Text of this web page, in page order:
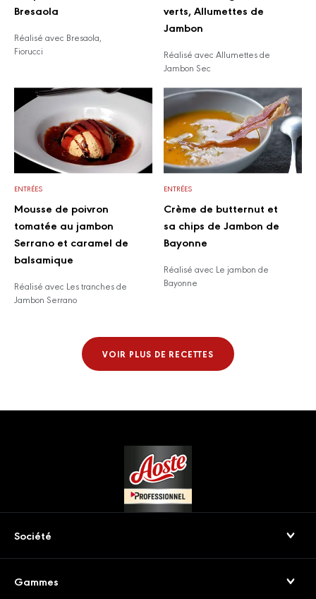
Bresaola
Réalisé avec Bresaola,
Fiorucci
verts, Allumettes de
Jambon
Réalisé avec Allumettes de
Jambon Sec
ENTRÉES
Mousse de poivron
tomatée au jambon
Serrano et caramel de
balsamique
Réalisé avec Les tranches de
Jambon Serrano
ENTRÉES
Crème de butternut et
sa chips de Jambon de
Bayonne
Réalisé avec Le jambon de
Bayonne
VOIR PLUS DE RECETTES
Société
Gammes